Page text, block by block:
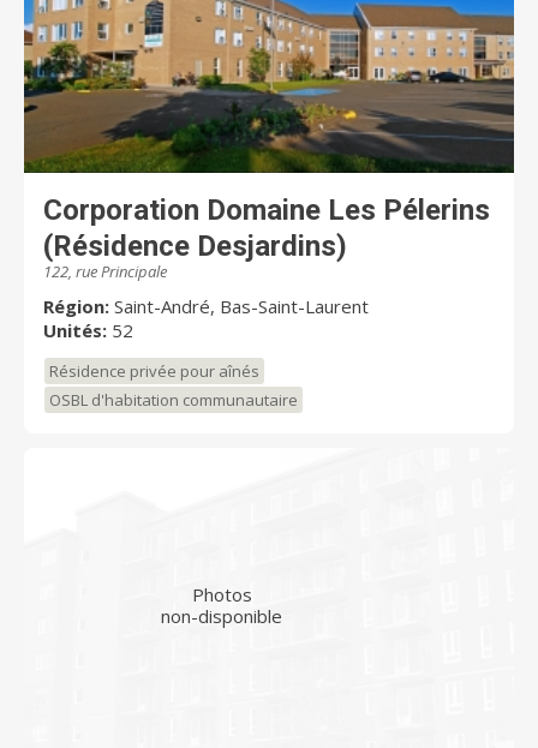
Corporation Domaine Les Pélerins
(Résidence Desjardins)
122, rue Principale
Région: Saint-André, Bas-Saint-Laurent
Unités: 52
Résidence privée pour aînés
OSBL d'habitation communautaire
Photos
non-disponible